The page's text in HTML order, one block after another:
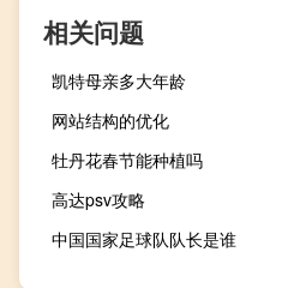
相关问题
凯特母亲多大年龄
网站结构的优化
牡丹花春节能种植吗
高达psv攻略
中国国家足球队队长是谁